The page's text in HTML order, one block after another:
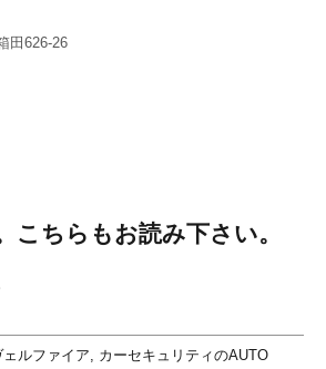
田626-26
こちらもお読み下さい。
ルファイア, カーセキュリティのAUTO